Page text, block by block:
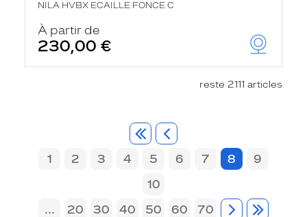
NILA HVBX ECAILLE FONCE C
À partir de
230,00 €
reste 2111 articles
1 2 3 4 5 6 7 8
9
10
...
20 30 40 50 60 70